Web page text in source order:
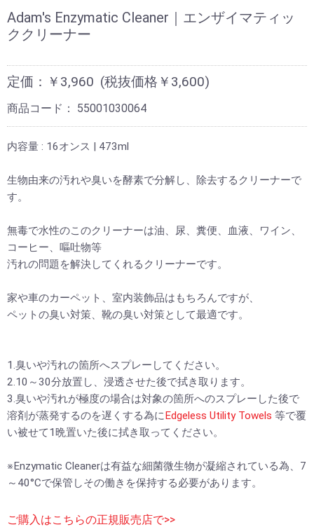
Adam's Enzymatic Cleaner｜エンザイマティッ
ククリーナー
定価：￥3,960 (税抜価格￥3,600)
商品コード： 55001030064
内容量 : 16オンス | 473ml
生物由来の汚れや臭いを酵素で分解し、除去するクリーナーで
す。
無毒で水性のこのクリーナーは油、尿、糞便、血液、ワイン、
コーヒー、嘔吐物等
汚れの問題を解決してくれるクリーナーです。
家や車のカーペット、室内装飾品はもちろんですが、
ペットの臭い対策、靴の臭い対策として最適です。
1.臭いや汚れの箇所へスプレーしてください。
2.10～30分放置し、浸透させた後で拭き取ります。
3.臭いや汚れが極度の場合は対象の箇所へのスプレーした後で
溶剤が蒸発するのを遅くする為にEdgeless Utility Towels 等で覆
い被せて1晩置いた後に拭き取ってください。
※Enzymatic Cleanerは有益な細菌微生物が凝縮されている為、7
～40°Cで保管しその働きを保持する必要があります。
ご購入はこちらの正規販売店で>>